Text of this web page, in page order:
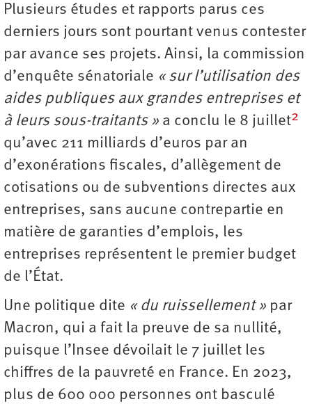
Plusieurs études et rapports parus ces
derniers jours sont pourtant venus contester
par avance ses projets. Ainsi, la commission
d’enquête sénatoriale « sur l’utilisation des
aides publiques aux grandes entreprises et
à leurs sous-traitants » a conclu le 8 juillet2
qu’avec 211 milliards d’euros par an
d’exonérations fiscales, d’allègement de
cotisations ou de subventions directes aux
entreprises, sans aucune contrepartie en
matière de garanties d’emplois, les
entreprises représentent le premier budget
de l’État.
Une politique dite « du ruissellement » par
Macron, qui a fait la preuve de sa nullité,
puisque l’Insee dévoilait le 7 juillet les
chiffres de la pauvreté en France. En 2023,
plus de 600 000 personnes ont basculé